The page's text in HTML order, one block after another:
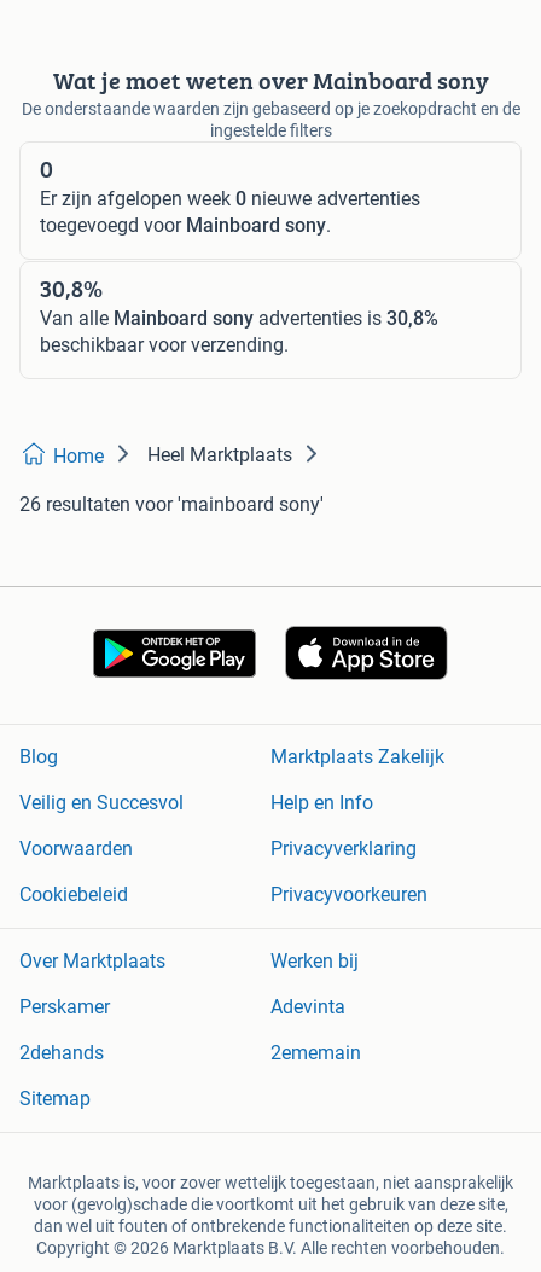
Wat je moet weten over Mainboard sony
De onderstaande waarden zijn gebaseerd op je zoekopdracht en de
ingestelde filters
0
Er zijn afgelopen week 0 nieuwe advertenties
toegevoegd voor Mainboard sony.
30,8%
Van alle Mainboard sony advertenties is 30,8%
beschikbaar voor verzending.
Home Heel Marktplaats
26 resultaten voor 'mainboard sony'
Blog
Marktplaats Zakelijk
Veilig en Succesvol
Help en Info
Voorwaarden
Privacyverklaring
Cookiebeleid
Privacyvoorkeuren
Over Marktplaats
Werken bij
Perskamer
Adevinta
2dehands
2ememain
Sitemap
Marktplaats is, voor zover wettelijk toegestaan, niet aansprakelijk
voor (gevolg)schade die voortkomt uit het gebruik van deze site,
dan wel uit fouten of ontbrekende functionaliteiten op deze site.
Copyright © 2026 Marktplaats B.V. Alle rechten voorbehouden.